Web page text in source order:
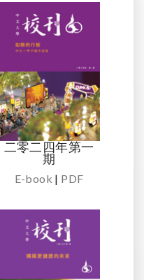
二零二四年第一
期
E-book | PDF